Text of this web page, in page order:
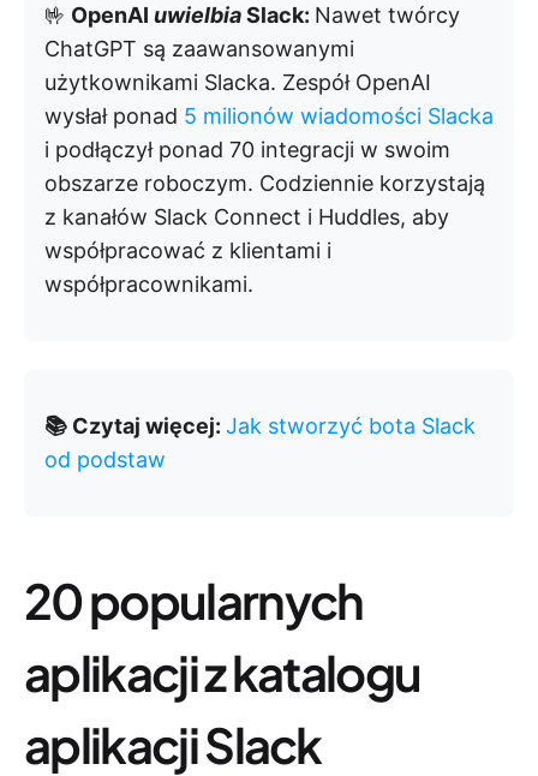
🤟 OpenAI uwielbiaSlack: Nawet twórcy
ChatGPT są zaawansowanymi
użytkownikami Slacka. Zespół OpenAI
wysłał ponad 5 milionów wiadomości Slacka
i podłączył ponad 70 integracji w swoim
obszarze roboczym. Codziennie korzystają
z kanałów Slack Connect i Huddles, aby
współpracować z klientami i
współpracownikami.
📚 Czytaj więcej: Jak stworzyć bota Slack
od podstaw
20 popularnych
aplikacji z katalogu
aplikacji Slack